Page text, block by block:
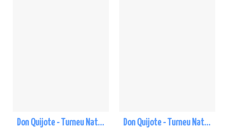
Don Quijote - Turneu National de balet - Deva Don Quijote - Turneu National de balet - Oradea